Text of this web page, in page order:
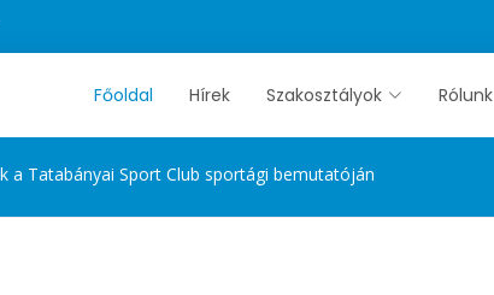
Főoldal Hírek Szakosztályok Rólunk
a Tatabányai Sport Club sportági bemutatóján